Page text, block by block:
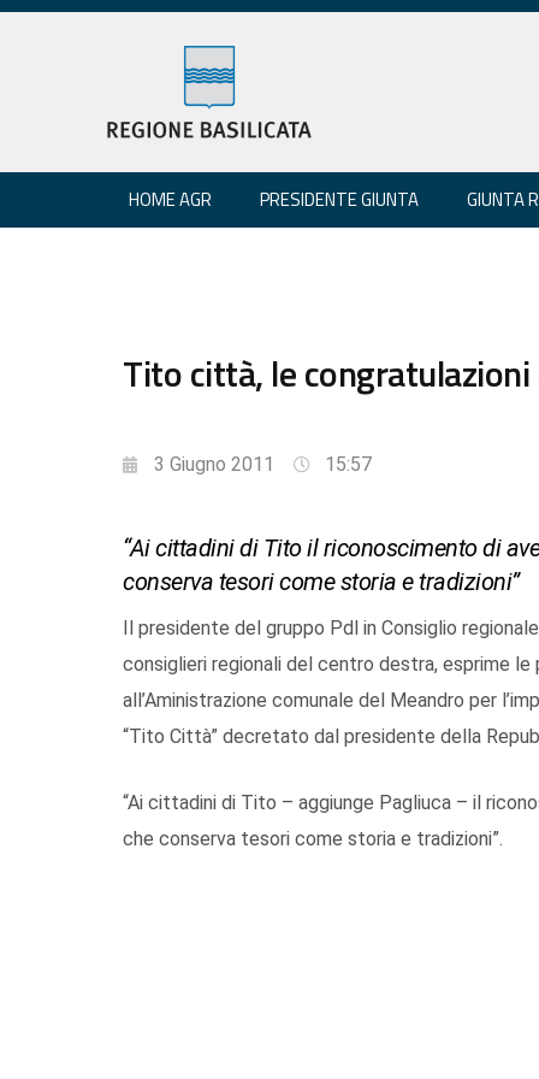
HOME AGR PRESIDENTE GIUNTA GIUNTA
Tito città, le congratulazioni
3 Giugno 2011 15:57
“Ai cittadini di Tito il riconoscimento di
conserva tesori come storia e tradizioni”
Il presidente del gruppo Pdl in Consiglio
consiglieri regionali del centro destra, esprime
all’Aministrazione comunale del Meandro per
“Tito Città” decretato dal presidente della
“Ai cittadini di Tito – aggiunge Pagliuca – il
che conserva tesori come storia e tradizioni”.